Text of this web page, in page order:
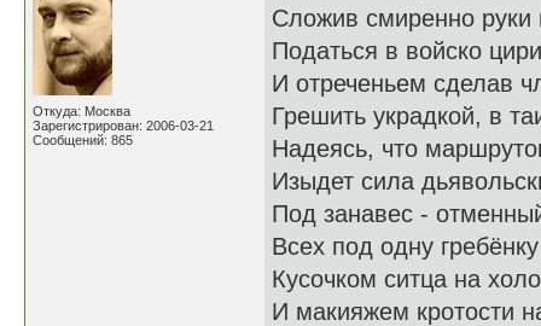
Откуда: Москва
Зарегистрирован: 2006-03-21
Сообщений: 865
Сложив смиренно руки
Податься в войско
И отреченьем сделав
Грешить украдкой, в
Надеясь, что
Изыдет сила
Под занавес -
Всех под одну
Кусочком ситца на
И макияжем кротости